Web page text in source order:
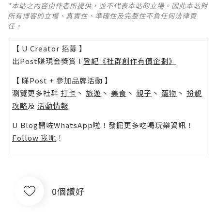
*本站之內容由作者所提供，並不代表本站的立場。因此本站對
所有博客的立場、真實性、準確性及完整性不負任何法律責
任。
【 U Creator 招募 】
出Post賺現金獎賞 l 登記《社群創作有價企劃》
【 睇Post + 參加品牌活動 】
瀏覽更多社群 打卡 丶 旅遊 丶 美食 丶 親子 丶 寵物 丶 扮靚
攻略及 活動情報
U Blog開咗WhatsApp啦！發掘更多吃喝玩樂資訊！
Follow 我哋 ！
0個讚好